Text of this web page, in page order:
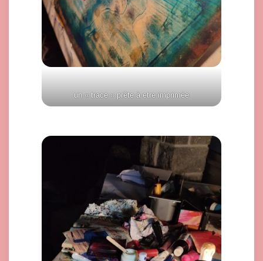
un « trace » prête à etre imprimée